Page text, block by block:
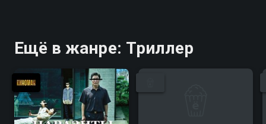
Ещё в жанре: Триллер